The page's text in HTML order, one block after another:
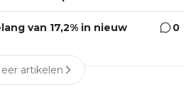
van 17,2% in nieuw
0
artikelen